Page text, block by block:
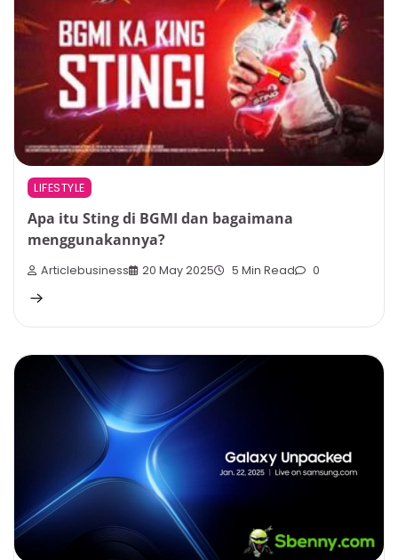
LIFESTYLE
Apa itu Sting di BGMI dan bagaimana
menggunakannya?
Articlebusiness 20 May 2025 5 Min Read 0